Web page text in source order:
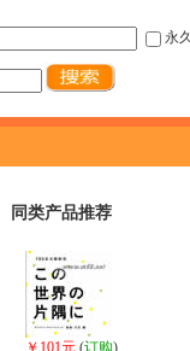
永
同类产品推荐
￥101元 (订购)